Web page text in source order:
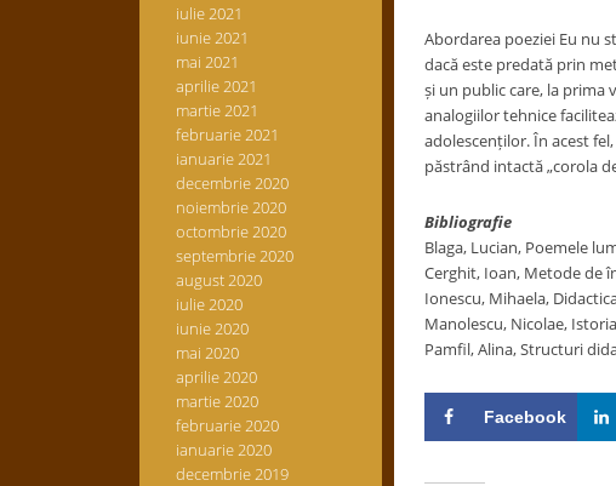
iulie 2021
iunie 2021
mai 2021
aprilie 2021
martie 2021
februarie 2021
ianuarie 2021
decembrie 2020
noiembrie 2020
octombrie 2020
septembrie 2020
august 2020
iulie 2020
iunie 2020
mai 2020
aprilie 2020
martie 2020
februarie 2020
ianuarie 2020
decembrie 2019
Abordarea poeziei Eu nu
dacă este predată prin
și un public care, la prima
analogiilor tehnice
adolescenților. În acest
păstrând intactă „corola
Bibliografie
Blaga, Lucian, Poemele
Cerghit, Ioan, Metode de
Ionescu, Mihaela,
Manolescu, Nicolae,
Pamfil, Alina, Structuri
Facebook